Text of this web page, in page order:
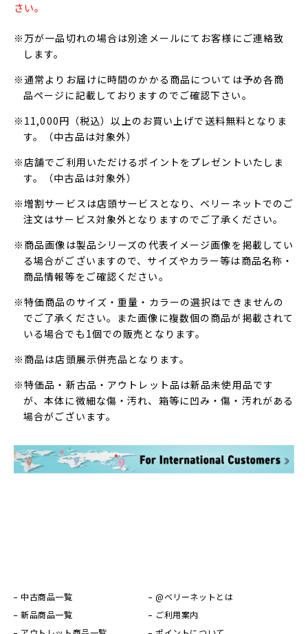
さい。
※万が一品切れの場合は別途メールにてお客様にご連絡致
します。
※通常よりお届けに時間のかかる商品については予め各商
品ページに記載しておりますのでご確認下さい。
※11,000円（税込）以上のお買い上げで送料無料となりま
す。（中古品は対象外）
※店舗でご利用いただけるポイントをプレゼントいたしま
す。（中古品は対象外）
※増割サービスは店頭サービスとなり、ベリーネットでのご
注文はサービス対象外となりますのでご了承ください。
※商品画像は製品シリーズの代表イメージ画像を掲載してい
る場合がございますので、サイズやカラー等は商品名称・
商品情報等をご確認ください。
※特価商品のサイズ・重量・カラーの選択はできませんの
でご了承ください。また画像に複数個の商品が掲載されて
いる場合でも1個での販売となります。
※商品は店頭展示併売品となります。
※特価品・新古品・アウトレット品は新品未使用品です
が、本体に微細な傷・汚れ、箱等に凹み・傷・汚れがある
場合がございます。
中古商品一覧
新品商品一覧
@ベリーネットとは
ご利用案内